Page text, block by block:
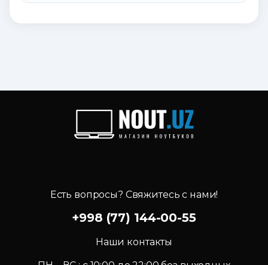
Есть вопросы? Свяжитесь с нами!
+998 (77) 144-00-55
Наши контакты